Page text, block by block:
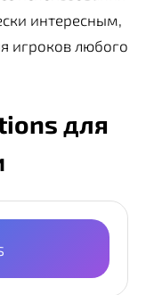
интересным,
игроков любого
для